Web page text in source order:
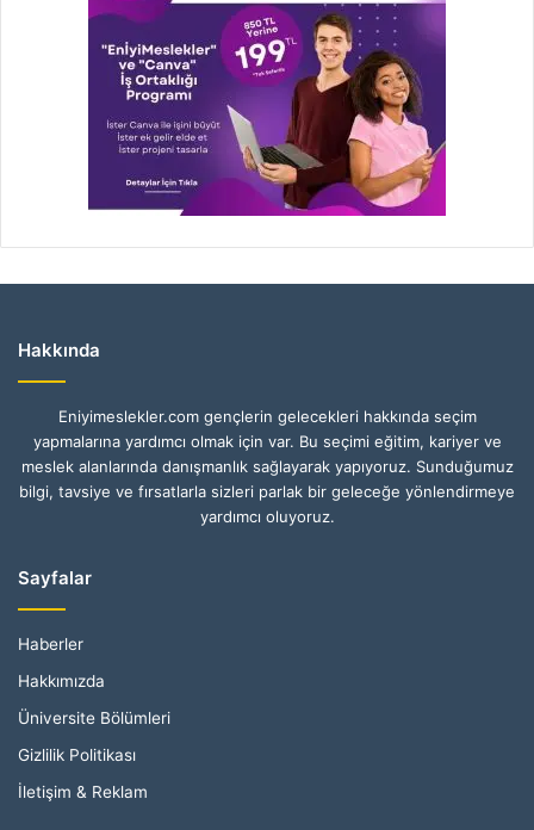
Hakkında
Eniyimeslekler.com gençlerin gelecekleri hakkında seçim
yapmalarına yardımcı olmak için var. Bu seçimi eğitim, kariyer ve
meslek alanlarında danışmanlık sağlayarak yapıyoruz. Sunduğumuz
bilgi, tavsiye ve fırsatlarla sizleri parlak bir geleceğe yönlendirmeye
yardımcı oluyoruz.
Sayfalar
Haberler
Hakkımızda
Üniversite Bölümleri
Gizlilik Politikası
İletişim & Reklam